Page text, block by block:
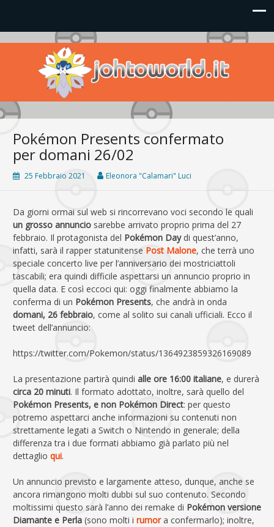
Johto World
Le novità più frizzanti dall'universo Pokémon e Nintendo
Pokémon Presents confermato
per domani 26/02
25 Febbraio 2021 Eleonora "Calamari" Luci
Da giorni ormai sul web si rincorrevano voci secondo le quali
un grosso annuncio sarebbe arrivato proprio prima del 27
febbraio. Il protagonista del Pokémon Day di quest’anno,
infatti, sarà il rapper statunitense Post Malone, che terrà uno
speciale concerto live per l’anniversario dei mostriciattoli
tascabili; era quindi difficile aspettarsi un annuncio proprio in
quella data. E così eccoci qui: oggi finalmente abbiamo la
conferma di un Pokémon Presents, che andrà in onda
domani, 26 febbraio, come al solito sui canali ufficiali. Ecco il
tweet dell’annuncio:
https://twitter.com/Pokemon/status/1364923859326169089
La presentazione partirà quindi alle ore 16:00 italiane, e durerà
circa 20 minuti. Il formato adottato, inoltre, sarà quello del
Pokémon Presents, e non Pokémon Direct: per questo
potremo aspettarci anche informazioni su contenuti non
strettamente legati a Switch o Nintendo in generale; della
differenza tra i due formati abbiamo già parlato più nel
dettaglio qui.
Un annuncio previsto e largamente atteso, dunque, anche se
ancora rimangono molti dubbi sul suo contenuto. Secondo
moltissimi questo sarà l’anno dei remake di Pokémon versione
Diamante e Perla (sono molti i rumora confermarlo); inoltre,